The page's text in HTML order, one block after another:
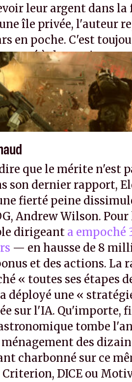
leur argent dans la
île privée, l'auteur
en poche. C'est
passé à dev, mais ça
ne braque pas Gabe
que le mérite n'est
son dernier rapport,
fierté peine
Andrew Wilson.
dirigeant a empoché
— en hausse de 8
et des actions. La
« toutes ses étapes
déployé une «
sur l'IA. Qu'importe,
tombe
ménagement des
charbonné sur ce
DICE ou